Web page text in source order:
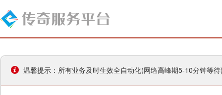
温馨提示：所有业务及时生效全自动化(网络高峰期5-10分钟等